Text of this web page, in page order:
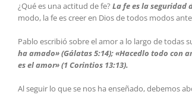
¿Qué es una actitud de fe? La fe es la seguridad
modo, la fe es creer en Dios de todos modos
Pablo escribió sobre el amor a lo largo de todas
ha amado» (Gálatas 5:14); «Hacedlo todo con
es el amor» (1 Corintios 13:13).
Al seguir lo que se nos ha enseñado, debemos